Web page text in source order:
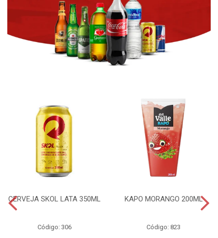
CERVEJA SKOL LATA 350ML
Código: 306
KAPO MORANGO 200ML
Código: 823